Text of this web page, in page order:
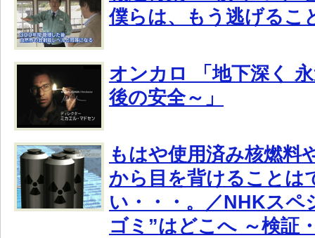
僕らは、もう逃げるこ
オンカロ 「地下深く
後の安全～」
もはや使用済み核燃料
から目を背けることは
い・・・。／NHKスペ
ゴミ”はどこへ ～検証